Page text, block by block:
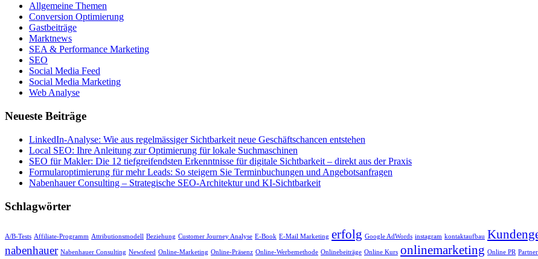
Allgemeine Themen
Conversion Optimierung
Gastbeiträge
Marktnews
SEA & Performance Marketing
SEO
Social Media Feed
Social Media Marketing
Web Analyse
Neueste Beiträge
LinkedIn-Analyse: Wie aus regelmässiger Sichtbarkeit neue Geschäftschancen entstehen
Local SEO: Ihre Anleitung zur Optimierung für lokale Suchmaschinen
SEO für Makler: Die 12 tiefgreifendsten Erkenntnisse für digitale Sichtbarkeit – direkt aus der Praxis
Formularoptimierung für mehr Leads: So steigern Sie Terminbuchungen und Angebotsanfragen
Nabenhauer Consulting – Strategische SEO-Architektur und KI-Sichtbarkeit
Schlagwörter
A/B-Tests Affiliate-Programm Attributionsmodell Beziehung Customer Journey Analyse E-Book E-Mail Marketing erfolg Google AdWords instagram kontaktaufbau
nabenhauer Nabenhauer Consulting Newsfeed Online-Marketing Online-Präsenz Online-Werbemethode Onlinebeiträge Online Kurs onlinemarketing Online PR Partner